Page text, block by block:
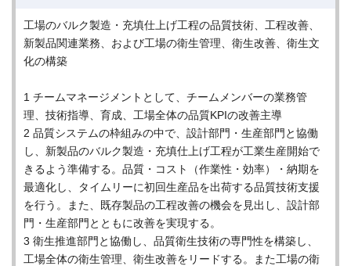
工場のバルク製造・充填仕上げ工程の品質技術、工程改善、
新製品関連業務、および工場の衛生管理、衛生改善、衛生文
化の構築
1 チームマネージメントとして、チームメンバーの業務管
理、技術指導、育成、工場全体の品質KPIの改善主導
2 品質システムの枠組みの中で、設計部門・生産部門と協働
し、新製品のバルク製造・充填仕上げ工程が工業生産開始で
きるよう準備する。品質・コスト（作業性・効率）・納期を
最適化し、タイムリーに初回生産品を出荷する品質技術支援
を行う。また、既存製品の工程改善の機会を見出し、設計部
門・生産部門とともに改善を実現する。
3 衛生推進部門と協働し、品質衛生技術の専門性を構築し、
工場全体の衛生管理、衛生改善をリードする。また工場の衛